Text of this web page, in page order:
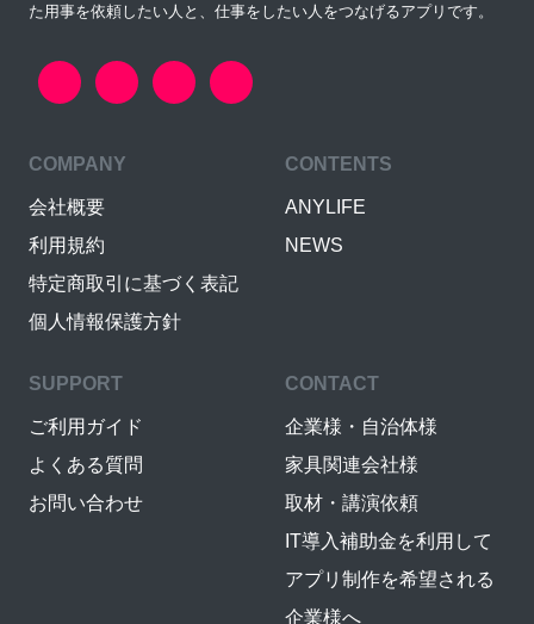
た用事を依頼したい人と、仕事をしたい人をつなげるアプリです。
COMPANY
会社概要
利用規約
特定商取引に基づく表記
個人情報保護方針
CONTENTS
ANYLIFE
NEWS
SUPPORT
ご利用ガイド
よくある質問
お問い合わせ
CONTACT
企業様・自治体様
家具関連会社様
取材・講演依頼
IT導入補助金を利用して
アプリ制作を希望される
企業様へ